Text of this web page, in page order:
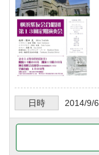
日時 2014/9/6